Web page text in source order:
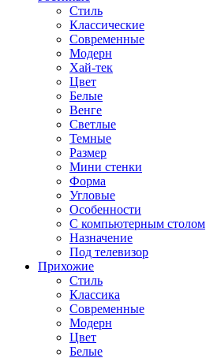
Стиль
Классические
Современные
Модерн
Хай-тек
Цвет
Белые
Венге
Светлые
Темные
Размер
Мини стенки
Форма
Угловые
Особенности
С компьютерным столом
Назначение
Под телевизор
Прихожие
Стиль
Классика
Современные
Модерн
Цвет
Белые